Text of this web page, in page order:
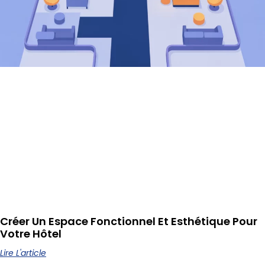
Créer Un Espace Fonctionnel Et Esthétique Pour
Votre Hôtel
Lire L'article